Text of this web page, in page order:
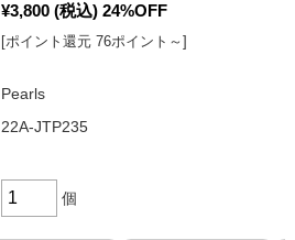
¥3,800 (税込) 24%OFF
[ポイント還元 76ポイント～]
Pearls
22A-JTP235
個